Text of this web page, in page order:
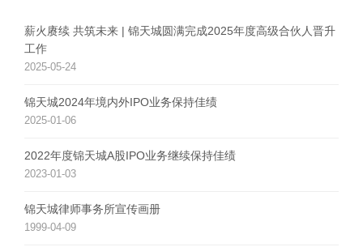
薪火赓续 共筑未来 | 锦天城圆满完成2025年度高级合伙人晋升
工作
2025-05-24
锦天城2024年境内外IPO业务保持佳绩
2025-01-06
2022年度锦天城A股IPO业务继续保持佳绩
2023-01-03
锦天城律师事务所宣传画册
1999-04-09